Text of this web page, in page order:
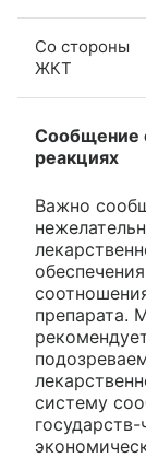
Со стороны
ЖКТ
Сообщение
реакциях
Важно
препарата.
систему